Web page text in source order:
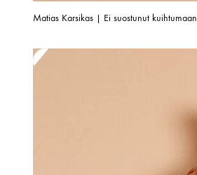
Matias Karsikas | Ei suostunut kuihtumaan